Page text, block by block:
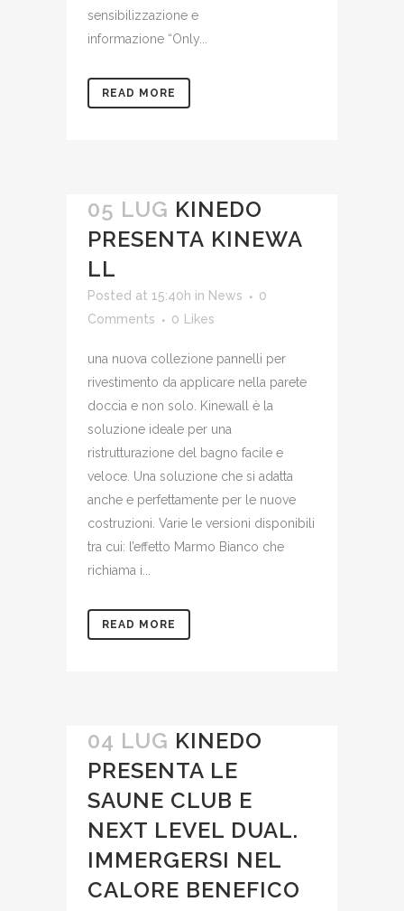
sensibilizzazione e
informazione “Only...
READ MORE
05 LUG KINEDO
PRESENTA KINEWA
LL
Posted at 15:40h in News
0
Comments
0 Likes
una nuova collezione pannelli per
rivestimento da applicare nella parete
doccia e non solo. Kinewall è la
soluzione ideale per una
ristrutturazione del bagno facile e
veloce. Una soluzione che si adatta
anche e perfettamente per le nuove
costruzioni. Varie le versioni disponibili
tra cui: l’effetto Marmo Bianco che
richiama i...
READ MORE
04 LUG KINEDO
PRESENTA LE
SAUNE CLUB E
NEXT LEVEL DUAL.
IMMERGERSI NEL
CALORE BENEFICO